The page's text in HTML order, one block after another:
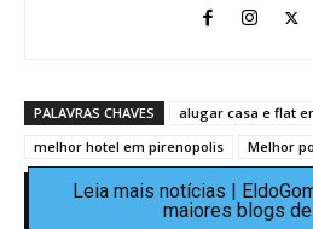
PALAVRAS CHAVES
alugar casa e flat
melhor hotel em pirenopolis
Melhor
Leia mais notícias |
maiores blogs